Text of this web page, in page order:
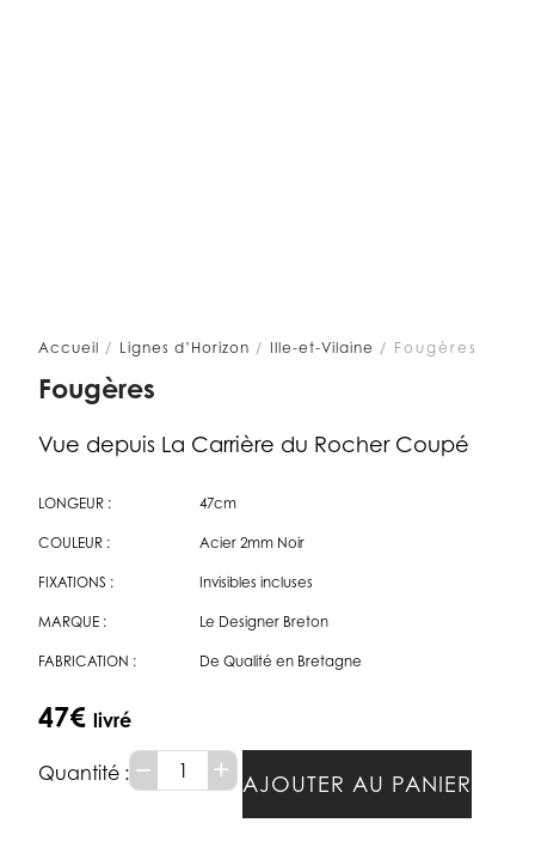
Accueil / Lignes d’Horizon / Ille-et-Vilaine / Fougères
Fougères
Vue depuis La Carrière du Rocher Coupé
LONGEUR : 47cm
COULEUR : Acier 2mm Noir
FIXATIONS : Invisibles incluses
MARQUE : Le Designer Breton
FABRICATION : De Qualité en Bretagne
47€
− + AJOUTER AU PANIER